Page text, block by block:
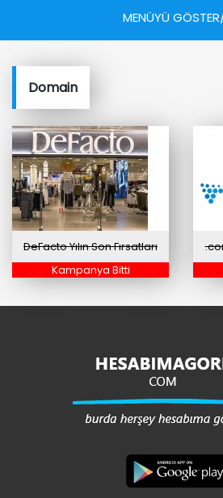
MENÜYÜ
Domain
DeFacto Yılın Son Fırsatları
Kampanya Bitti